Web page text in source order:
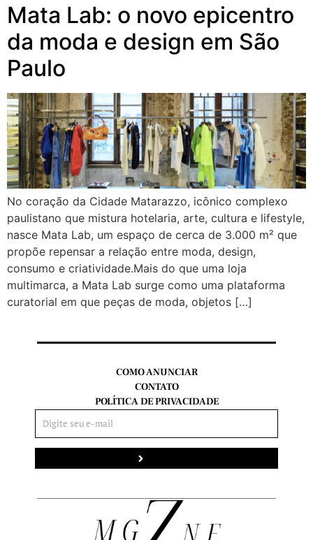
Mata Lab: o novo epicentro
da moda e design em São
Paulo
No coração da Cidade Matarazzo, icônico complexo
paulistano que mistura hotelaria, arte, cultura e lifestyle,
nasce Mata Lab, um espaço de cerca de 3.000 m² que
propõe repensar a relação entre moda, design,
consumo e criatividade.Mais do que uma loja
multimarca, a Mata Lab surge como uma plataforma
curatorial em que peças de moda, objetos […]
COMO ANUNCIAR
CONTATO
POLÍTICA DE PRIVACIDADE